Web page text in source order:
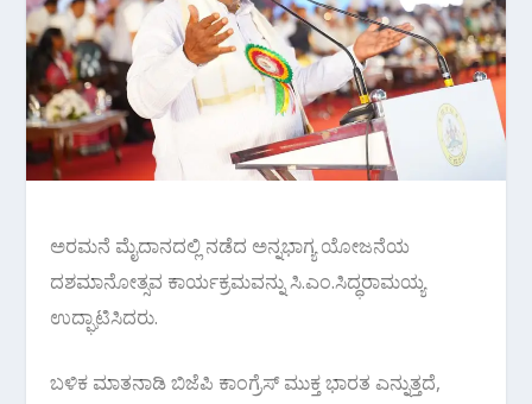
ಅರಮನೆ ಮೈದಾನದಲ್ಲಿ ನಡೆದ ಅನ್ನಭಾಗ್ಯ ಯೋಜನೆಯ
ದಶಮಾನೋತ್ಸವ ಕಾರ್ಯಕ್ರಮವನ್ನು ಸಿ.ಎಂ.ಸಿದ್ಧರಾಮಯ್ಯ
ಉದ್ಘಾಟಿಸಿದರು.
ಬಳಿಕ ಮಾತನಾಡಿ ಬಿಜೆಪಿ ಕಾಂಗ್ರೆಸ್ ಮುಕ್ತ ಭಾರತ ಎನ್ನುತ್ತದೆ,